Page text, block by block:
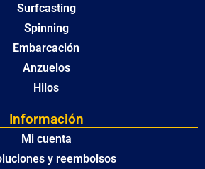
Surfcasting
Spinning
Embarcación
Anzuelos
Hilos
Información
Mi cuenta
y reembolsos